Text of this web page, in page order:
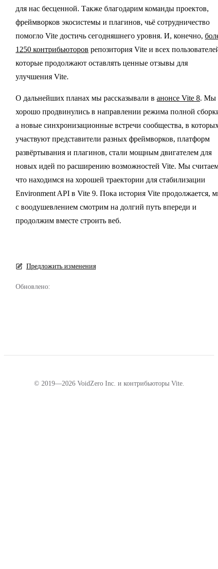
для нас бесценной. Также благодарим команды проектов,
фреймворков экосистемы и плагинов, чьё сотрудничество
помогло Vite достичь сегодняшнего уровня. И, конечно,
1250 контрибьюторов репозитория Vite и всех
которые продолжают оставлять ценные отзывы для
улучшения Vite.
О дальнейших планах мы рассказывали в анонсе Vite 8. Мы
хорошо продвинулись в направлении режима полной
а новые синхронизационные встречи сообщества, в
участвуют представители разных фреймворков, платформ
развёртывания и плагинов, стали мощным двигателем для
новых идей по расширению возможностей Vite. Мы
что находимся на хорошей траектории для стабилизации
Environment API в Vite 9. Пока история Vite продолжается,
с воодушевлением смотрим на долгий путь впереди и
продолжим вместе строить веб.
Предложить изменения
Обновлено:
© 2019—2026 VoidZero Inc. и контрибьюторы Vite.